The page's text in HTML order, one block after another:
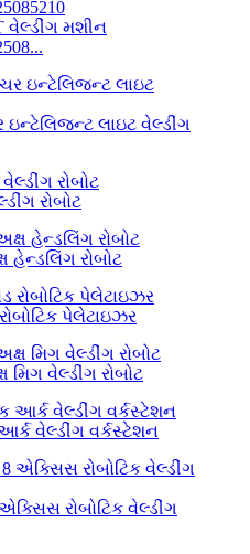
વેલ્ડીંગ મશીન
ઇન્ટેલિજન્ટ લાઇટ વેલ્ડીંગ
રોબોટ
હેન્ડલિંગ રોબોટ
પેલેટાઇઝર
મિગ વેલ્ડીંગ રોબોટ
વેલ્ડીંગ વર્કસ્ટેશન
રોબોટિક વેલ્ડીંગ